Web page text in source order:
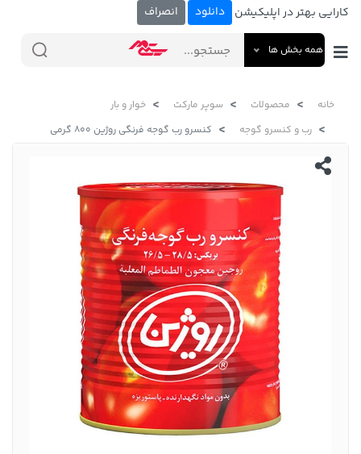
کارایی بهتر در اپلیکیشن دانلود انصراف
همه بخش ها
خانه محصولات سوپر مارکت
خوار و بار
رب و کنسرو گوجه
کنسرو رب گوجه فرنگی روژین 800 گرمی